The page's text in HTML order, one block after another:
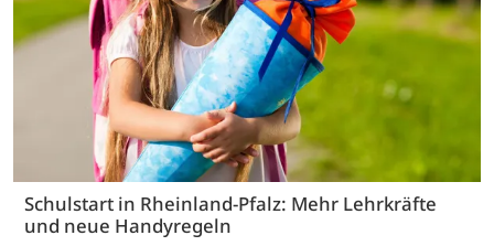
Schulstart in Rheinland-Pfalz: Mehr Lehrkräfte
und neue Handyregeln